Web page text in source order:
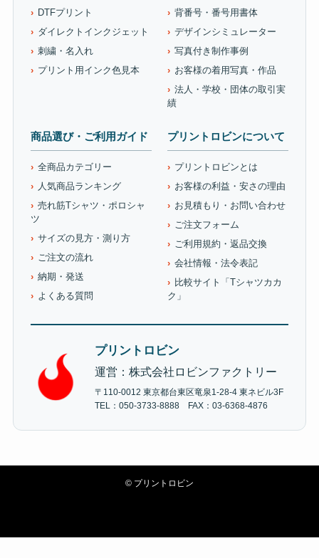
DTFプリント
ダイレクトインクジェット
刺繍・名入れ
プリント用インク色見本
背番号・番号用書体
デザインシミュレーター
写真付き制作事例
お客様の着用写真・作品
法人・学校・団体の取引実
績
商品選び・ご利用ガイド
全商品カテゴリー
人気商品ランキング
売れ筋Tシャツ・ポロシャ
ツ
サイズの見方・測り方
ご注文の流れ
納期・発送
よくある質問
プリントロビンについて
プリントロビンとは
お客様の利益・安さの理由
お見積もり・お問い合わせ
ご注文フォーム
ご利用規約・返品交換
会社情報・法令表記
比較サイト「Tシャツカカ
ク」
プリントロビン
運営：株式会社ロビンファクトリー
〒110-0012 東京都台東区竜泉1-28-4 東ネビル3F
TEL：050-3733-8888 FAX：03-6368-4876
© プリントロビン